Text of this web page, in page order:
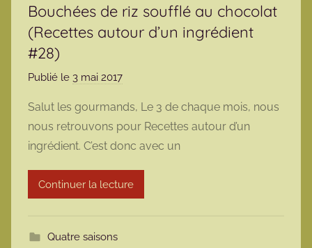
Bouchées de riz soufflé au chocolat
(Recettes autour d’un ingrédient
#28)
Publié le 3 mai 2017
r
m
a
r
m
Salut les gourmands, Le 3 de chaque mois, nous
nous retrouvons pour Recettes autour d’un
ingrédient. C’est donc avec un
Continuer la lecture
Quatre saisons